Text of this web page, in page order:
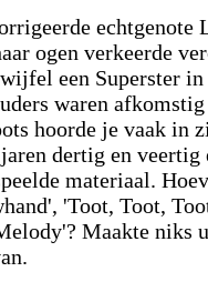
echtgenote
ogen verkeerde
een Superster
waren afkomstig
hoorde je vaak in
dertig en
materiaal.
'Toot, Toot,
Maakte niks